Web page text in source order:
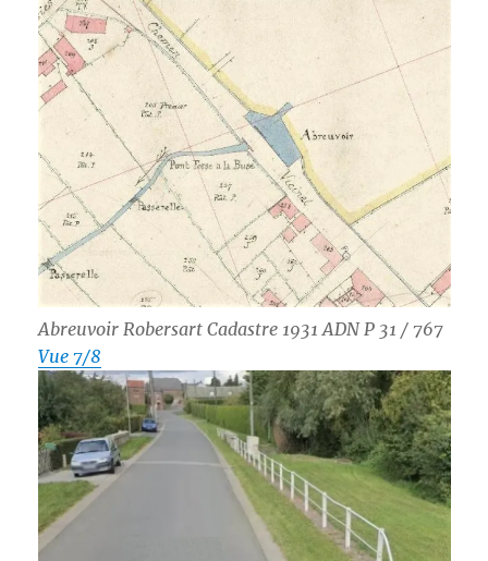
Abreuvoir Robersart Cadastre 1931 ADN P 31 / 767
Vue 7/8